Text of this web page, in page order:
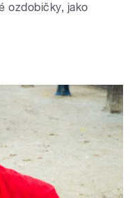
ozdobičky, jako